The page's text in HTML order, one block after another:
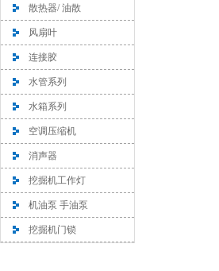
散热器/ 油散
风扇叶
连接胶
水管系列
水箱系列
空调压缩机
消声器
挖掘机工作灯
机油泵 手油泵
挖掘机门锁